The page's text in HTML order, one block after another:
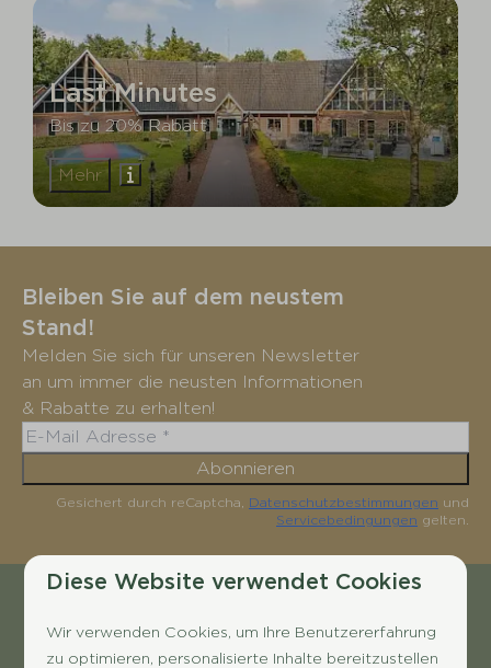
Last Minutes
Bis zu 20% Rabatt
Mehr
Bleiben Sie auf dem neustem
Stand!
Melden Sie sich für unseren Newsletter
an um immer die neusten Informationen
& Rabatte zu erhalten!
Abonnieren
Gesichert durch reCaptcha, Datenschutzbestimmungen und
Servicebedingungen gelten.
Bezahlen Sie sicher
Diese Website verwendet Cookies
Wir verwenden Cookies, um Ihre Benutzererfahrung
zu optimieren, personalisierte Inhalte bereitzustellen